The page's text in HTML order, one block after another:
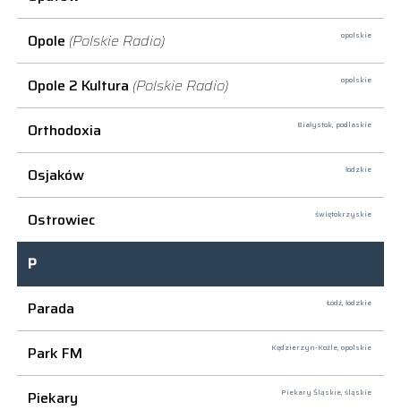
Opole (Polskie Radio) opolskie
Opole 2 Kultura (Polskie Radio) opolskie
Orthodoxia Białystok, podlaskie
Osjaków łódzkie
Ostrowiec świętokrzyskie
P
Parada
Łódź, łódzkie
Park FM Kędzierzyn-Koźle, opolskie
Piekary Piekary Śląskie, śląskie